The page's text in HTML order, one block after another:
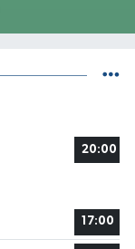
20:00
17:00